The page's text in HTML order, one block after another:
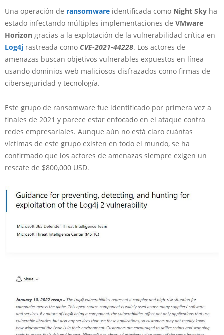
Una operación de ransomware identificada como Night Sky ha
estado infectando múltiples implementaciones de VMware
Horizon gracias a la explotación de la vulnerabilidad crítica en
Log4j rastreada como CVE-2021-44228. Los actores de
amenazas buscan objetivos vulnerables expuestos en línea
usando dominios web maliciosos disfrazados como firmas de
ciberseguridad y tecnología.
Este grupo de ransomware fue identificado por primera vez a
finales de 2021 y parece estar enfocado en el ataque contra
redes empresariales. Aunque aún no está claro cuántas
víctimas de este grupo existen en todo el mundo, se ha
confirmado que los actores de amenazas siempre exigen un
rescate de $800,000 USD.